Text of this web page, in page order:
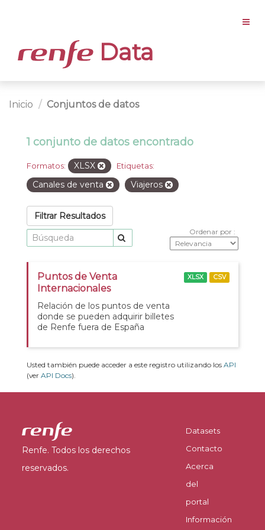
Data
Inicio Conjuntos de datos
1 conjunto de datos encontrado
Formatos: XLSX Etiquetas:
Canales de venta Viajeros
Filtrar Resultados
Ordenar por
Puntos de Venta
Internacionales
Relación de los puntos de venta
donde se pueden adquirir billetes
de Renfe fuera de España
XLSX CSV
Usted también puede acceder a este registro utilizando los API
(ver API Docs).
Renfe. Todos los derechos
reservados.
Datasets
Contacto
Acerca
del
portal
Información